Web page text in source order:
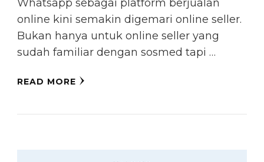
Whatsapp sebagai platform berjualan
online kini semakin digemari online seller.
Bukan hanya untuk online seller yang
sudah familiar dengan sosmed tapi …
READ MORE